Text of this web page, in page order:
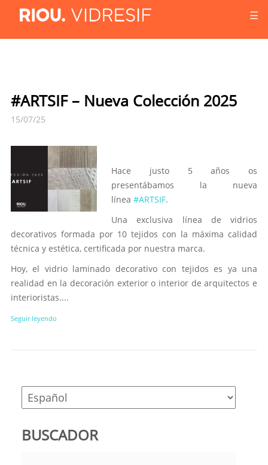
☰
#ARTSIF – Nueva Colección 2025
15/07/25
Hace justo 5 años os
presentábamos la nueva
línea#ARTSIF.
Una exclusiva línea de vidrios
decorativos formada por 10 tejidos con la máxima calidad
técnica y estética, certificada por nuestra marca.
Hoy, el vidrio laminado decorativo con tejidos es ya una
realidad en la decoración exterior o interior de arquitectos e
interioristas....
Seguir leyendo
BUSCADOR